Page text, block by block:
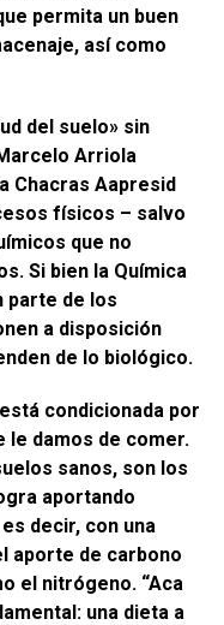
permita un buen
así como
del suelo» sin
Arriola
Chacras Aapresid
físicos – salvo
que no
Si bien la Química
parte de los
a disposición
de lo biológico.
condicionada por
le damos de comer.
sanos, son los
aportando
decir, con una
aporte de carbono
el nitrógeno. “Aca
una dieta a